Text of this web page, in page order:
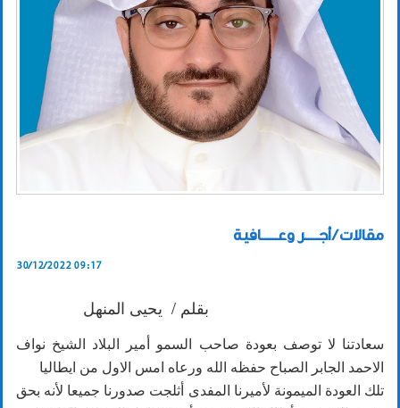
مقالات / أجـــــر وعــــــافية
30/12/2022 09:17
بقلم / يحيى المنهل
سعادتنا لا توصف بعودة صاحب السمو أمير البلاد الشيخ نواف
الاحمد الجابر الصباح حفظه الله ورعاه امس الاول من ايطاليا
تلك العودة الميمونة لأميرنا المفدى أثلجت صدورنا جميعا لأنه بحق